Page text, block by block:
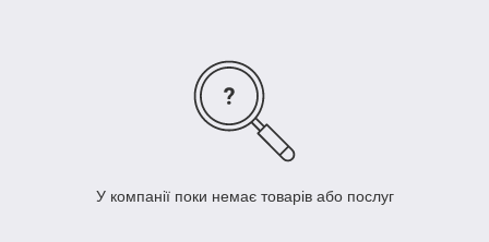
У компанії поки немає товарів або послуг